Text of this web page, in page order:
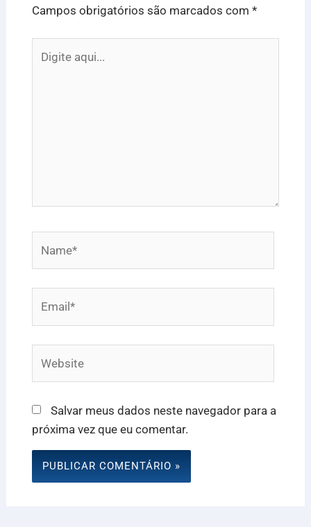
Campos obrigatórios são marcados com *
aqui...
Salvar meus dados neste navegador para a
próxima vez que eu comentar.